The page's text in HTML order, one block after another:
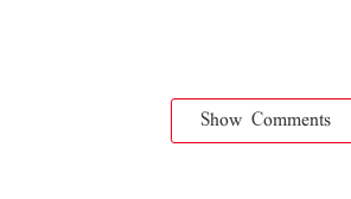
Show Comments